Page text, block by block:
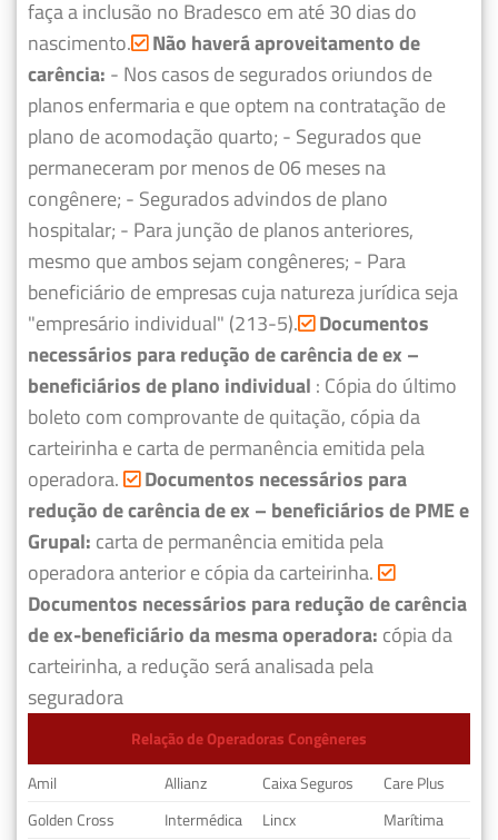
faça a inclusão no Bradesco em até 30 dias do
nascimento. Não haverá aproveitamento de
carência: - Nos casos de segurados oriundos de
planos enfermaria e que optem na contratação de
plano de acomodação quarto; - Segurados que
permaneceram por menos de 06 meses na
congênere; - Segurados advindos de plano
hospitalar; - Para junção de planos anteriores,
mesmo que ambos sejam congêneres; - Para
beneficiário de empresas cuja natureza jurídica seja
"empresário individual" (213-5). Documentos
necessários para redução de carência de ex –
beneficiários de plano individual : Cópia do último
boleto com comprovante de quitação, cópia da
carteirinha e carta de permanência emitida pela
operadora.
Documentos necessários para
redução de carência de ex – beneficiários de PME e
Grupal: carta de permanência emitida pela
operadora anterior e cópia da carteirinha.
Documentos necessários para redução de carência
de ex-beneficiário da mesma operadora: cópia da
carteirinha, a redução será analisada pela
seguradora
Relação de Operadoras Congêneres
Amil
Allianz Caixa Seguros
Care Plus
Golden Cross
Intermédica Lincx
Marítima